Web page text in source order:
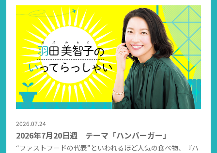
2026.07.24
2026年7月20日週 テーマ「ハンバーガー」
“ファストフードの代表”といわれるほど人気の食べ物、『ハ